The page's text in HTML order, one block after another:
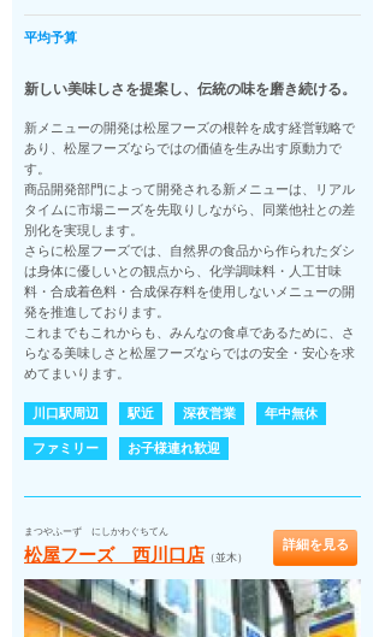
平均予算
新しい美味しさを提案し、伝統の味を磨き続ける。
新メニューの開発は松屋フーズの根幹を成す経営戦略で
あり、松屋フーズならではの価値を生み出す原動力で
す。
商品開発部門によって開発される新メニューは、リアル
タイムに市場ニーズを先取りしながら、同業他社との差
別化を実現します。
さらに松屋フーズでは、自然界の食品から作られたダシ
は身体に優しいとの観点から、化学調味料・人工甘味
料・合成着色料・合成保存料を使用しないメニューの開
発を推進しております。
これまでもこれからも、みんなの食卓であるために、さ
らなる美味しさと松屋フーズならではの安全・安心を求
めてまいります。
川口駅周辺 駅近 深夜営業 年中無休
ファミリー お子様連れ歓迎
まつやふーず にしかわぐちてん
松屋フーズ 西川口店 （並木）
詳細を見る